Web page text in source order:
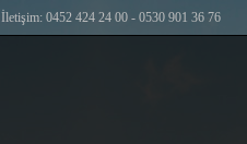
İletişim: 0452 424 24 00 - 0530 901 36 76